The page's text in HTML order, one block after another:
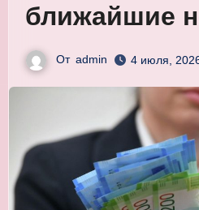
ближайшие
От admin 4 июля,